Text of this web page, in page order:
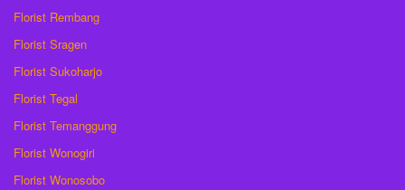
Florist Rembang
Florist Sragen
Florist Sukoharjo
Florist Tegal
Florist Temanggung
Florist Wonogiri
Florist Wonosobo